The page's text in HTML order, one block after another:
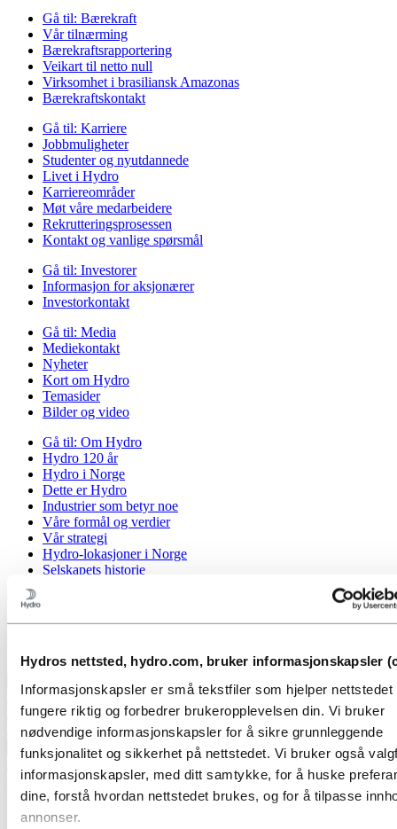
Hydros nettsted, hydro.com, bruker informasjonskapsler
Informasjonskapsler er små tekstfiler som hjelper nettstedet
fungere riktig og forbedrer brukeropplevelsen din. Vi bruker
nødvendige informasjonskapsler for å sikre grunnleggende
funksjonalitet og sikkerhet på nettstedet. Vi bruker også
informasjonskapsler, med ditt samtykke, for å huske
dine, forstå hvordan nettstedet brukes, og for å tilpasse
annonser.
Gå til: Bærekraft
Vår tilnærming
Bærekraftsrapportering
Veikart til netto null
Virksomhet i brasiliansk Amazonas
Bærekraftskontakt
Gå til: Karriere
Jobbmuligheter
Studenter og nyutdannede
Livet i Hydro
Karriereområder
Møt våre medarbeidere
Rekrutteringsprosessen
Kontakt og vanlige spørsmål
Gå til: Investorer
Informasjon for aksjonærer
Investorkontakt
Gå til: Media
Mediekontakt
Nyheter
Kort om Hydro
Temasider
Bilder og video
Gå til: Om Hydro
Hydro 120 år
Hydro i Norge
Dette er Hydro
Industrier som betyr noe
Våre formål og verdier
Vår strategi
Hydro-lokasjoner i Norge
Selskapets historie
Tilbake til hovedmenyen
Lukk
Media